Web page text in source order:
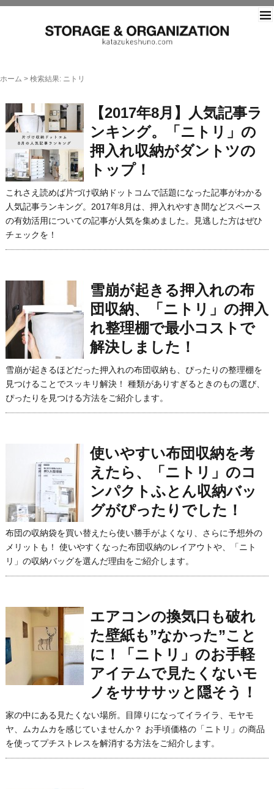
ホーム > 検索結果: ニトリ
【2017年8月】人気記事ラ
ンキング。「ニトリ」の
押入れ収納がダントツの
トップ！
これさえ読めば片づけ収納ドットコムで話題になった記事がわかる
人気記事ランキング。2017年8月は、押入れやすき間などスペース
の有効活用についての記事が人気を集めました。見逃した方はぜひ
チェックを！
雪崩が起きる押入れの布
団収納、「ニトリ」の押入
れ整理棚で最小コストで
解決しました！
雪崩が起きるほどだった押入れの布団収納も、ぴったりの整理棚を
見つけることでスッキリ解決！ 種類がありすぎるときのもの選び、
ぴったりを見つける方法をご紹介します。
使いやすい布団収納を考
えたら、「ニトリ」のコ
ンパクトふとん収納バッ
グがぴったりでした！
布団の収納袋を買い替えたら使い勝手がよくなり、さらに予想外の
メリットも！ 使いやすくなった布団収納のレイアウトや、「ニト
リ」の収納バッグを選んだ理由をご紹介します。
エアコンの換気口も破れ
た壁紙も”なかった”こと
に！「ニトリ」のお手軽
アイテムで見たくないモ
ノをサササッと隠そう！
家の中にある見たくない場所。目障りになってイライラ、モヤモ
ヤ、ムカムカを感じていませんか？ お手頃価格の「ニトリ」の商品
を使ってプチストレスを解消する方法をご紹介します。